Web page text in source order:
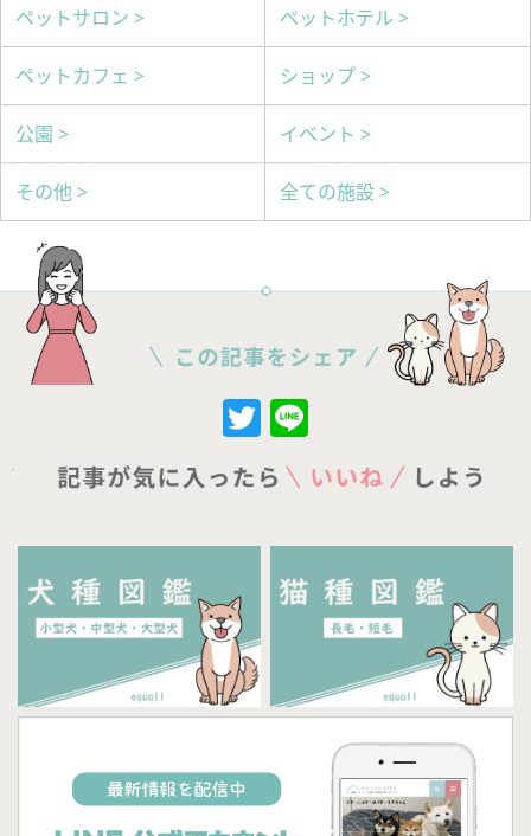
ペットサロン > ペットホテル >
ペットカフェ > ショップ >
公園 > イベント >
その他 > 全ての施設 >
Twitter